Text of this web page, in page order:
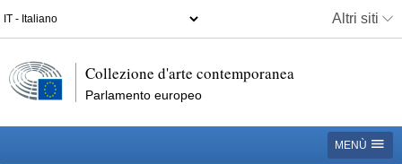
Altri siti
Collezione d'arte contemporanea
Parlamento europeo
MENÙ